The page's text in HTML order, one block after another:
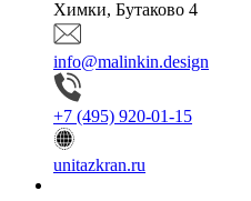
Химки, Бутаково 4
info@malinkin.design
+7 (495) 920-01-15
unitazkran.ru